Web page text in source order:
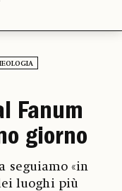
Fanum
giorno
seguiamo «in
luoghi più